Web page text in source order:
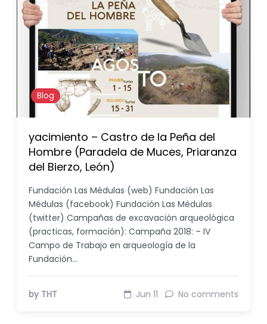
Blog
yacimiento – Castro de la Peña del
Hombre (Paradela de Muces, Priaranza
del Bierzo, León)
Fundación Las Médulas (web) Fundación Las
Médulas (facebook) Fundación Las Médulas
(twitter) Campañas de excavación arqueológica
(practicas, formación): Campaña 2018: – IV
Campo de Trabajo en arqueología de la
Fundación…
by THT Jun 11 No comments